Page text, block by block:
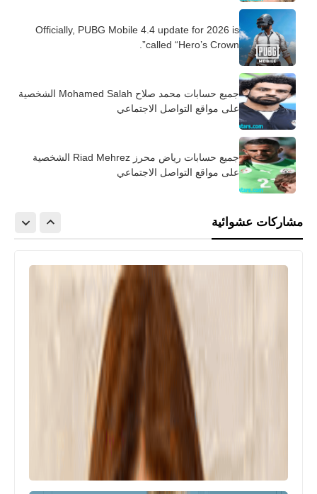
Officially, PUBG Mobile 4.4 update for 2026 is
called “Hero’s Crown”.
جميع حسابات محمد صلاح Mohamed Salah الشخصية
على مواقع التواصل الاجتماعي
جميع حسابات رياض محرز Riad Mehrez الشخصية
على مواقع التواصل الاجتماعي
مشاركات عشوائية